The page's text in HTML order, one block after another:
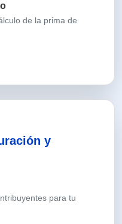
de la prima de
y
para tu